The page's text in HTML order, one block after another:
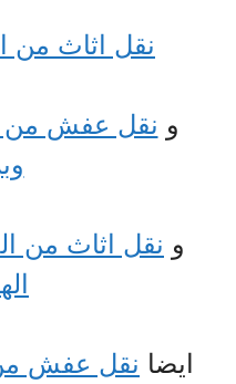
نقل اثاث من
و نقل عفش من
و نقل اثاث من
ايضا نقل عفش